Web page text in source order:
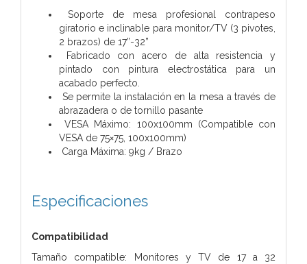
Soporte de mesa profesional contrapeso
giratorio e inclinable para monitor/TV (3 pivotes,
2 brazos) de 17”-32”
Fabricado con acero de alta resistencia y
pintado con pintura electrostática para un
acabado perfecto.
Se permite la instalación en la mesa a través de
abrazadera o de tornillo pasante
VESA Máximo: 100x100mm (Compatible con
VESA de 75×75, 100x100mm)
Carga Máxima: 9kg / Brazo
Especificaciones
Compatibilidad
Tamaño compatible: Monitores y TV de 17 a 32